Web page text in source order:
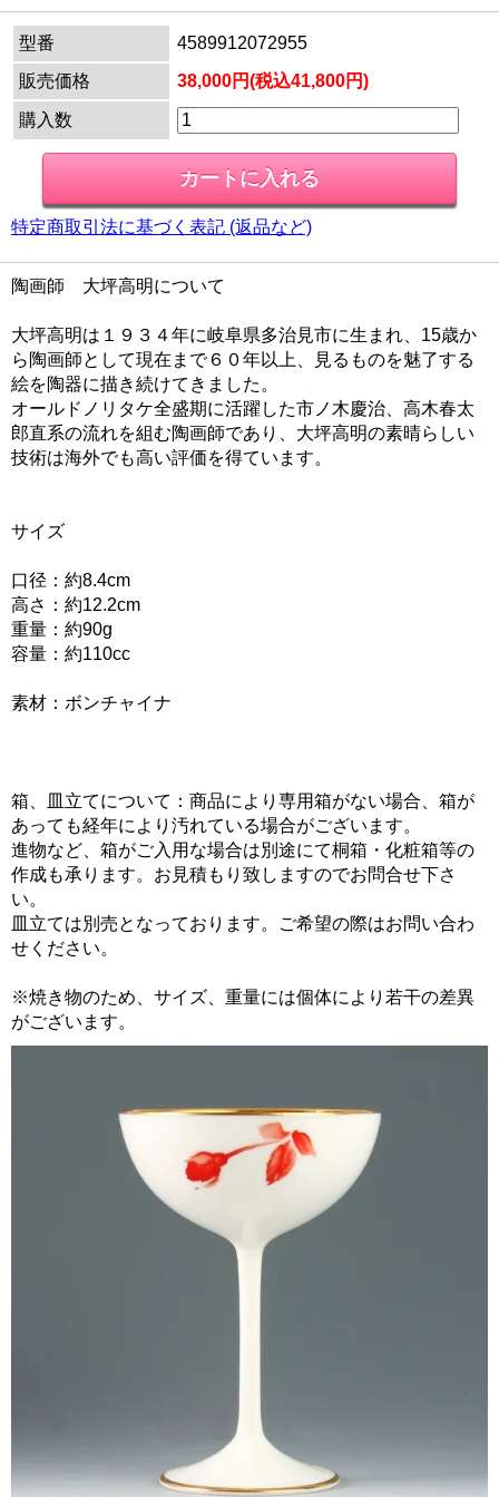
型番
4589912072955
販売価格
38,000円(税込41,800円)
購入数
特定商取引法に基づく表記 (返品など)
陶画師 大坪高明について
大坪高明は１９３４年に岐阜県多治見市に生まれ、15歳か
ら陶画師として現在まで６０年以上、見るものを魅了する
絵を陶器に描き続けてきました。
オールドノリタケ全盛期に活躍した市ノ木慶治、高木春太
郎直系の流れを組む陶画師であり、大坪高明の素晴らしい
技術は海外でも高い評価を得ています。
サイズ
口径：約8.4cm
高さ：約12.2cm
重量：約90g
容量：約110cc
素材：ボンチャイナ
箱、皿立てについて：商品により専用箱がない場合、箱が
あっても経年により汚れている場合がございます。
進物など、箱がご入用な場合は別途にて桐箱・化粧箱等の
作成も承ります。お見積もり致しますのでお問合せ下さ
い。
皿立ては別売となっております。ご希望の際はお問い合わ
せください。
※焼き物のため、サイズ、重量には個体により若干の差異
がございます。